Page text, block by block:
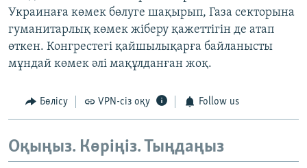
Украинаға көмек бөлуге шақырып, Газа секторына
гуманитарлық көмек жіберу қажеттігін де атап
өткен. Конгрестегі қайшылықарға байланысты
мұндай көмек әлі мақұлданған жоқ.
Бөлісу VPN-сіз оқу Follow us
Оқыңыз. Көріңіз. Тыңдаңыз